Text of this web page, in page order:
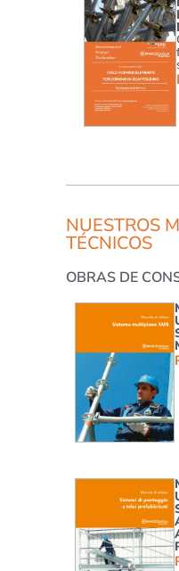
NUESTROS
TÉCNICOS
OBRAS DE